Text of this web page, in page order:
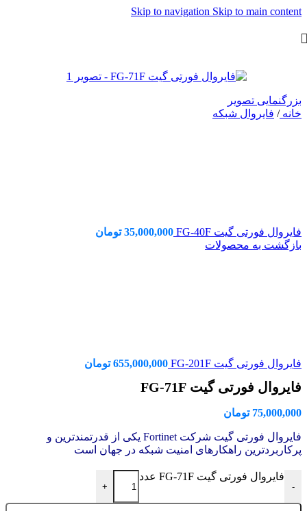
Skip to navigation Skip to main content
بزرگنمایی تصویر
خانه/ فایروال شبکه
فایروال فورتی گیت FG-40F 35,000,000 تومان
بازگشت به محصولات
فایروال فورتی گیت FG-201F 655,000,000 تومان
فایروال فورتی گیت FG-71F
75,000,000 تومان
فایروال فورتی گیت شرکت Fortinet یکی از قدرتمندترین و
پرکاربردترین راهکارهای امنیت شبکه در جهان است
-
فایروال فورتی گیت FG-71F عدد
+